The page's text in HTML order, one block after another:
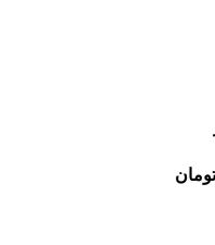
تومان